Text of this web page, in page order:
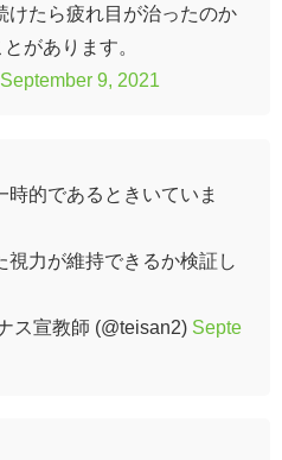
けたら疲れ目が治ったのか
があります。
September 9, 2021
的であるときいていま
力が維持できるか検証し
ス宣教師 (@teisan2) Septe